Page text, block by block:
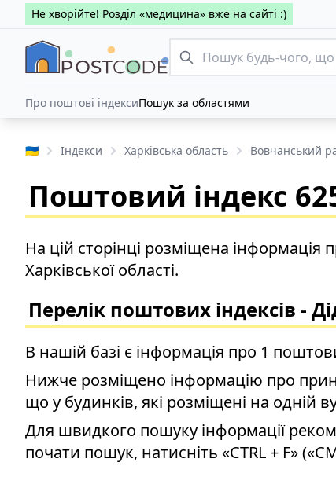
Не хворійте! Розділ «медицина» вже на сайті :)
Про поштові індексиПошук за областями
🇺🇦 Індекси Харківська область Вовчанський
Поштовий індекс
На цій сторінці розміщена інформація
Харківської області.
Перелік поштових індексів -
В нашій базі є інформація про 1
Нижче розміщено інформацію про
що у будинків, які розміщені на одній
Для швидкого пошуку інформації
почати пошук, натисніть «CTRL + F»